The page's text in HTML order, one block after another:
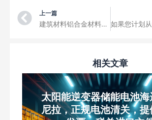
Prev
上一篇
建筑材料铝合金材料从中国天津海运到澳大利亚海运双清：双清关门到门一站式运输服务DDU/DDP
相关文章
太阳能逆变器储能电池
尼拉，正规电池清关，